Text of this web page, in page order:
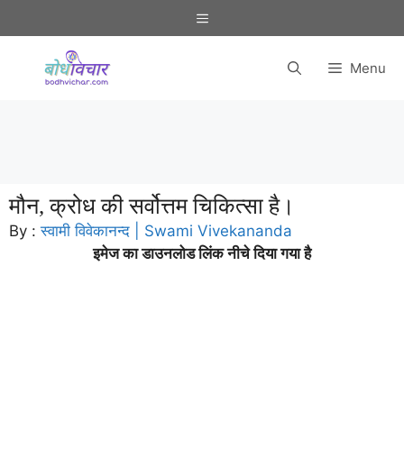
to
Menu
Menu
मौन, क्रोध की सर्वोत्तम चिकित्सा है।
By :स्वामी विवेकानन्द | Swami Vivekananda
इमेज का डाउनलोड लिंक नीचे दिया गया है